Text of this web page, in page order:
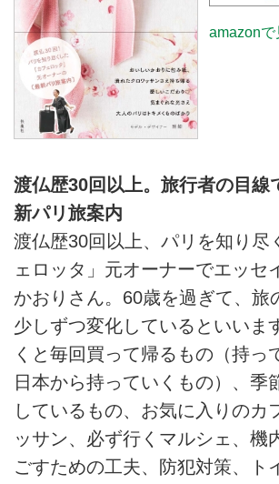
amazonで
渡仏歴30回以上。旅行者の目線
新パリ旅案内
渡仏歴30回以上、パリを知り尽
ェロッタ」元オーナーでエッセ
かおりさん。60歳を過ぎて、旅
少しずつ変化しているといいま
くと毎回買って帰るもの（持っ
日本から持っていくもの）、季
しているもの、お気に入りのカ
ッサン、必ず行くマルシェ、機
ごすための工夫、防犯対策、ト